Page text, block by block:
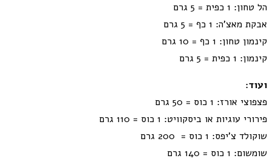
הל טחון: 1 כפית = 5 גרם
אבקת מאצ'ה: 1 כף = 5 גרם
קינמון טחון: 1 כף = 10 גרם
קינמון: 1 כפית = 5 גרם
ועוד:
פצפוצי אורז: 1 כוס = 50 גרם
פירורי עוגיות או ביסקוויט: 1 כוס = 110 גרם
שוקולד צ'יפס: 1 כוס = 200 גרם
שומשום: 1 כוס = 140 גרם